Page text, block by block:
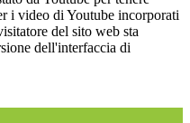
i video di Youtube incorporati
del sito web sta
dell'interfaccia di